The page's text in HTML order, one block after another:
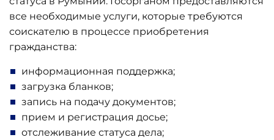
все необходимые услуги, которые требуются
соискателю в процессе приобретения
гражданства:
информационная поддержка;
загрузка бланков;
запись на подачу документов;
прием и регистрация досье;
отслеживание статуса дела;